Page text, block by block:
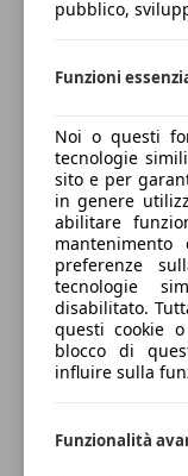
pubblico,
Funzioni
Noi o questi
tecnologie
sito e per
in genere
abilitare
preferenze
tecnologie
disabilitato.
questi cookie
blocco di
influire sulla
Funzionalità